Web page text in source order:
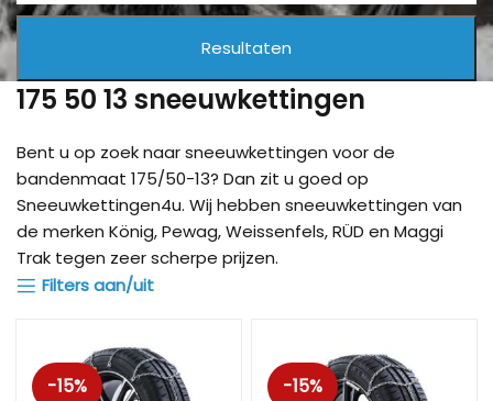
175 50 13 sneeuwkettingen
Bent u op zoek naar sneeuwkettingen voor de
bandenmaat 175/50-13? Dan zit u goed op
Sneeuwkettingen4u. Wij hebben sneeuwkettingen van
de merken König, Pewag, Weissenfels, RÜD en Maggi
Trak tegen zeer scherpe prijzen.
Filters aan/uit
-15% -15%